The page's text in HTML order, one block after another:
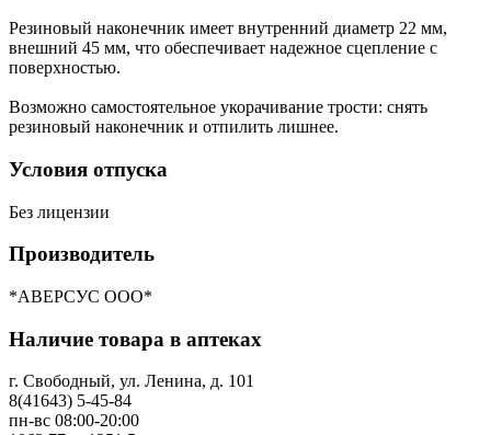
Резиновый наконечник имеет внутренний диаметр 22 мм,
внешний 45 мм, что обеспечивает надежное сцепление с
поверхностью.
Возможно самостоятельное укорачивание трости: снять
резиновый наконечник и отпилить лишнее.
Условия отпуска
Без лицензии
Производитель
*АВЕРСУС ООО*
Наличие товара в аптеках
г. Свободный, ул. Ленина, д. 101
8(41643) 5-45-84
пн-вс 08:00-20:00